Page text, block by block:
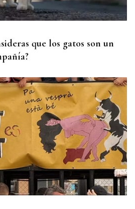
que los gatos son un